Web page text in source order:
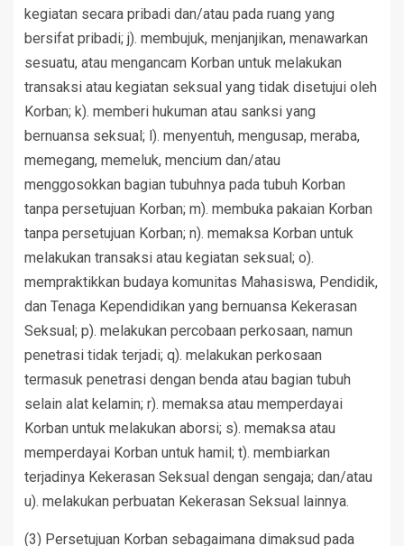
kegiatan secara pribadi dan/atau pada ruang yang
bersifat pribadi; j). membujuk, menjanjikan, menawarkan
sesuatu, atau mengancam Korban untuk melakukan
transaksi atau kegiatan seksual yang tidak disetujui oleh
Korban; k). memberi hukuman atau sanksi yang
bernuansa seksual; l). menyentuh, mengusap, meraba,
memegang, memeluk, mencium dan/atau
menggosokkan bagian tubuhnya pada tubuh Korban
tanpa persetujuan Korban; m). membuka pakaian Korban
tanpa persetujuan Korban; n). memaksa Korban untuk
melakukan transaksi atau kegiatan seksual; o).
mempraktikkan budaya komunitas Mahasiswa, Pendidik,
dan Tenaga Kependidikan yang bernuansa Kekerasan
Seksual; p). melakukan percobaan perkosaan, namun
penetrasi tidak terjadi; q). melakukan perkosaan
termasuk penetrasi dengan benda atau bagian tubuh
selain alat kelamin; r). memaksa atau memperdayai
Korban untuk melakukan aborsi; s). memaksa atau
memperdayai Korban untuk hamil; t). membiarkan
terjadinya Kekerasan Seksual dengan sengaja; dan/atau
u). melakukan perbuatan Kekerasan Seksual lainnya.
(3) Persetujuan Korban sebagaimana dimaksud pada